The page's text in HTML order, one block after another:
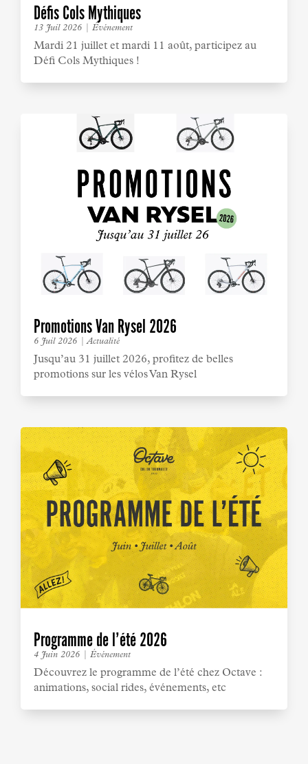
Défis Cols Mythiques
13 Juil 2026 Événement
Mardi 21 juillet et mardi 11 août, participez au
Défi Cols Mythiques !
Promotions Van Rysel 2026
6 Juil 2026 |Actualité
Jusqu’au 31 juillet 2026, profitez de belles
promotions sur les vélos Van Rysel
Programme de l’été 2026
4 Juin 2026 Événement
Découvrez le programme de l’été chez Octave :
animations, social rides, événements, etc